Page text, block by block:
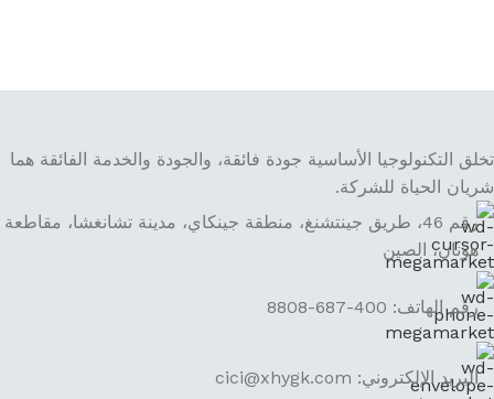
تخلق التكنولوجيا الأساسية جودة فائقة، والجودة والخدمة الفائقة هما
شريان الحياة للشركة.
رقم 46، طريق جينتشنغ، منطقة جينكاي، مدينة تشانغشا، مقاطعة
هونان، الصين
رقم الهاتف: 400-687-8808
البريد الإلكتروني: cici@xhygk.com